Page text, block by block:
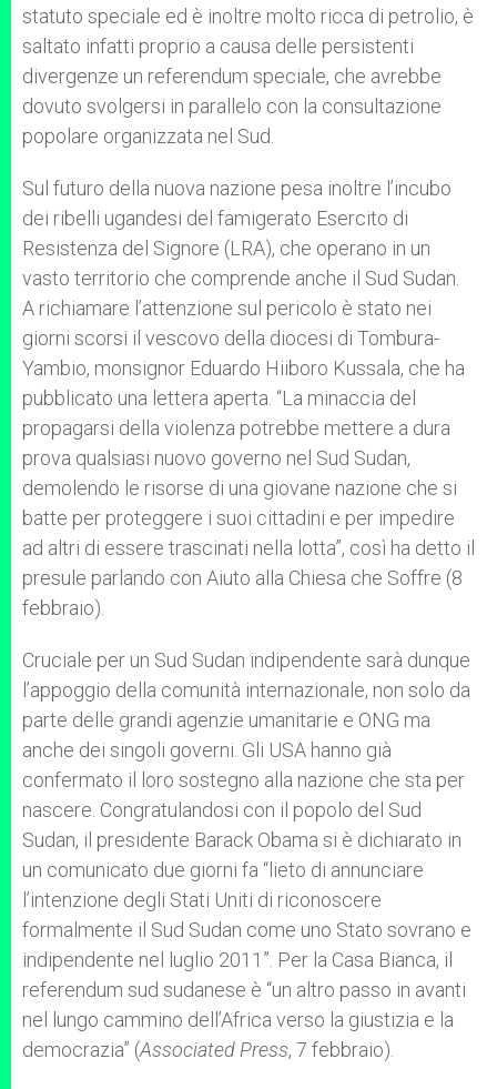
statuto speciale ed è inoltre molto ricca di petrolio, è
saltato infatti proprio a causa delle persistenti
divergenze un referendum speciale, che avrebbe
dovuto svolgersi in parallelo con la consultazione
popolare organizzata nel Sud.
Sul futuro della nuova nazione pesa inoltre l’incubo
dei ribelli ugandesi del famigerato Esercito di
Resistenza del Signore (LRA), che operano in un
vasto territorio che comprende anche il Sud Sudan.
A richiamare l’attenzione sul pericolo è stato nei
giorni scorsi il vescovo della diocesi di Tombura-
Yambio, monsignor Eduardo Hiiboro Kussala, che ha
pubblicato una lettera aperta. “La minaccia del
propagarsi della violenza potrebbe mettere a dura
prova qualsiasi nuovo governo nel Sud Sudan,
demolendo le risorse di una giovane nazione che si
batte per proteggere i suoi cittadini e per impedire
ad altri di essere trascinati nella lotta”, così ha detto il
presule parlando con Aiuto alla Chiesa che Soffre (8
febbraio).
Cruciale per un Sud Sudan indipendente sarà dunque
l’appoggio della comunità internazionale, non solo da
parte delle grandi agenzie umanitarie e ONG ma
anche dei singoli governi. Gli USA hanno già
confermato il loro sostegno alla nazione che sta per
nascere. Congratulandosi con il popolo del Sud
Sudan, il presidente Barack Obama si è dichiarato in
un comunicato due giorni fa “lieto di annunciare
l’intenzione degli Stati Uniti di riconoscere
formalmente il Sud Sudan come uno Stato sovrano e
indipendente nel luglio 2011”. Per la Casa Bianca, il
referendum sud sudanese è “un altro passo in avanti
nel lungo cammino dell’Africa verso la giustizia e la
democrazia” (Associated Press, 7 febbraio).